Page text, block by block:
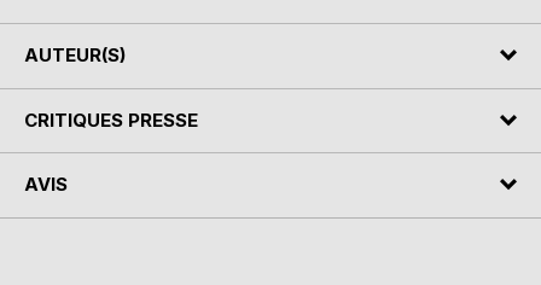
AUTEUR(S)
CRITIQUES PRESSE
AVIS